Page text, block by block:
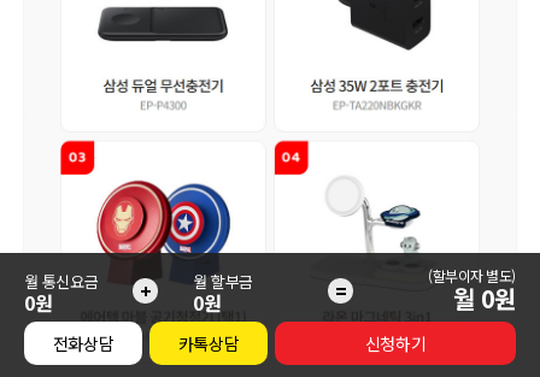
월 통신요금
0원 + 월 할부금
0원 = (할부이자 별도)
월 0원
전화상담 카톡상담 신청하기